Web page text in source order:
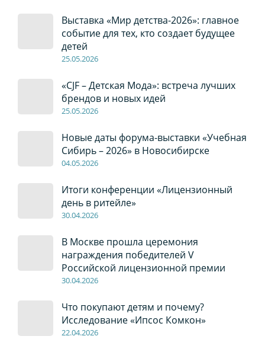
Выставка «Мир детства-2026»: главное
событие для тех, кто создает будущее
детей
25.05.2026
«CJF – Детская Мода»: встреча лучших
брендов и новых идей
25.05.2026
Новые даты форума-выставки «Учебная
Сибирь – 2026» в Новосибирске
04.05.2026
Итоги конференции «Лицензионный
день в ритейле»
30.04.2026
В Москве прошла церемония
награждения победителей V
Российской лицензионной премии
30.04.2026
Что покупают детям и почему?
Исследование «Ипсос Комкон»
22.04.2026